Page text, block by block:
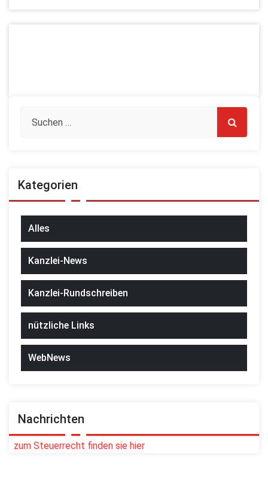
Kategorien
Alles
Kanzlei-News
Kanzlei-Rundschreiben
nützliche Links
WebNews
Nachrichten
zum Steuerrecht finden sie hier